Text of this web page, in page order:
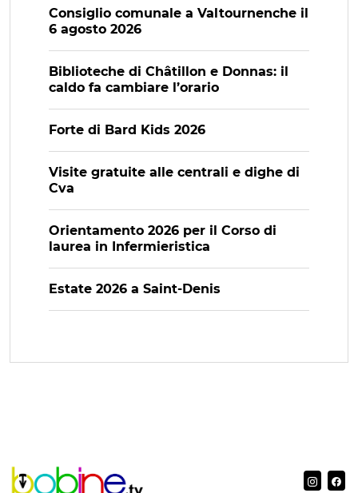
Consiglio comunale a Valtournenche il
6 agosto 2026
Biblioteche di Châtillon e Donnas: il
caldo fa cambiare l’orario
Forte di Bard Kids 2026
Visite gratuite alle centrali e dighe di
Cva
Orientamento 2026 per il Corso di
laurea in Infermieristica
Estate 2026 a Saint-Denis